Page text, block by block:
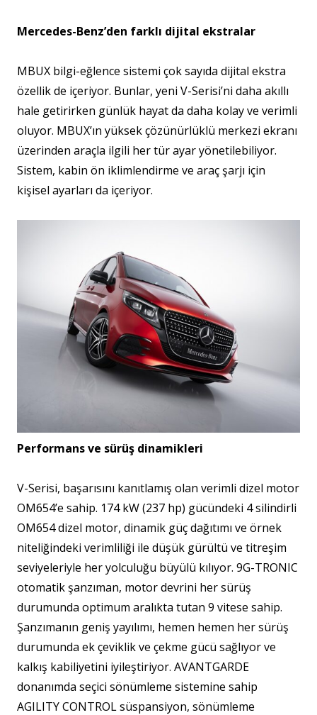
Mercedes-Benz’den farklı dijital ekstralar
MBUX bilgi-eğlence sistemi çok sayıda dijital ekstra
özellik de içeriyor. Bunlar, yeni V-Serisi’ni daha akıllı
hale getirirken günlük hayat da daha kolay ve verimli
oluyor. MBUX’ın yüksek çözünürlüklü merkezi ekranı
üzerinden araçla ilgili her tür ayar yönetilebiliyor.
Sistem, kabin ön iklimlendirme ve araç şarjı için
kişisel ayarları da içeriyor.
Performans ve sürüş dinamikleri
V-Serisi, başarısını kanıtlamış olan verimli dizel motor
OM654’e sahip. 174 kW (237 hp) gücündeki 4 silindirli
OM654 dizel motor, dinamik güç dağıtımı ve örnek
niteliğindeki verimliliği ile düşük gürültü ve titreşim
seviyeleriyle her yolculuğu büyülü kılıyor. 9G-TRONIC
otomatik şanzıman, motor devrini her sürüş
durumunda optimum aralıkta tutan 9 vitese sahip.
Şanzımanın geniş yayılımı, hemen hemen her sürüş
durumunda ek çeviklik ve çekme gücü sağlıyor ve
kalkış kabiliyetini iyileştiriyor. AVANTGARDE
donanımda seçici sönümleme sistemine sahip
AGILITY CONTROL süspansiyon, sönümleme